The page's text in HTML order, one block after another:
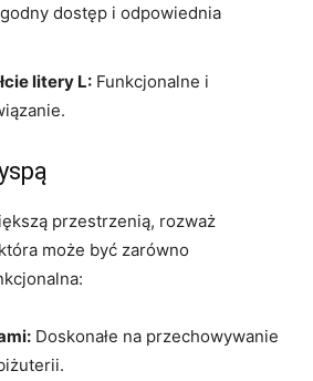
dostęp i odpowiednia
litery L: Funkcjonalne i
przestrzenią,⁤ rozważ
może być zarówno
Doskonałe na przechowywanie